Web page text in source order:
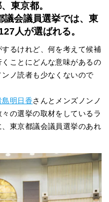
東京都。
議会議員選挙では、東
人が選ばれる。
るけれど、何を考えて候補
ことにどんな意味があるの
ノ読者も少なくないので
島明日香さんとメンズノンノ
の選挙の取材をしているラ
東京都議会議員選挙のあれ